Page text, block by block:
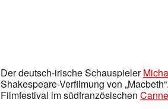
Der deutsch-irische Schauspieler
Shakespeare-Verfilmung von
Filmfestival im südfranzösischen